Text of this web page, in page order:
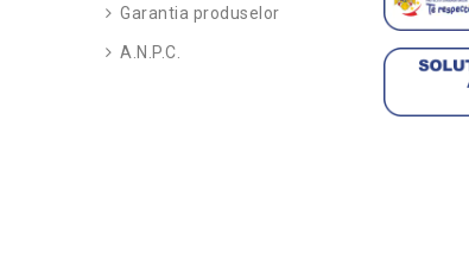
Garantia produselor
A.N.P.C.